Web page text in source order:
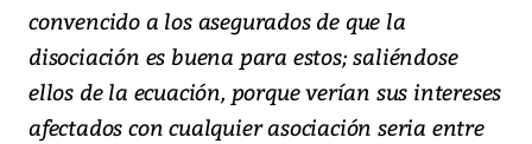
convencido a los asegurados de que la
disociación es buena para estos; saliéndose
ellos de la ecuación, porque verían sus intereses
afectados con cualquier asociación seria entre